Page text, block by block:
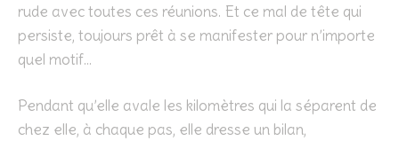
rude avec toutes ces réunions. Et ce mal de tête qui
persiste, toujours prêt à se manifester pour n’importe
quel motif…
Pendant qu’elle avale les kilomètres qui la séparent de
chez elle, à chaque pas, elle dresse un bilan,